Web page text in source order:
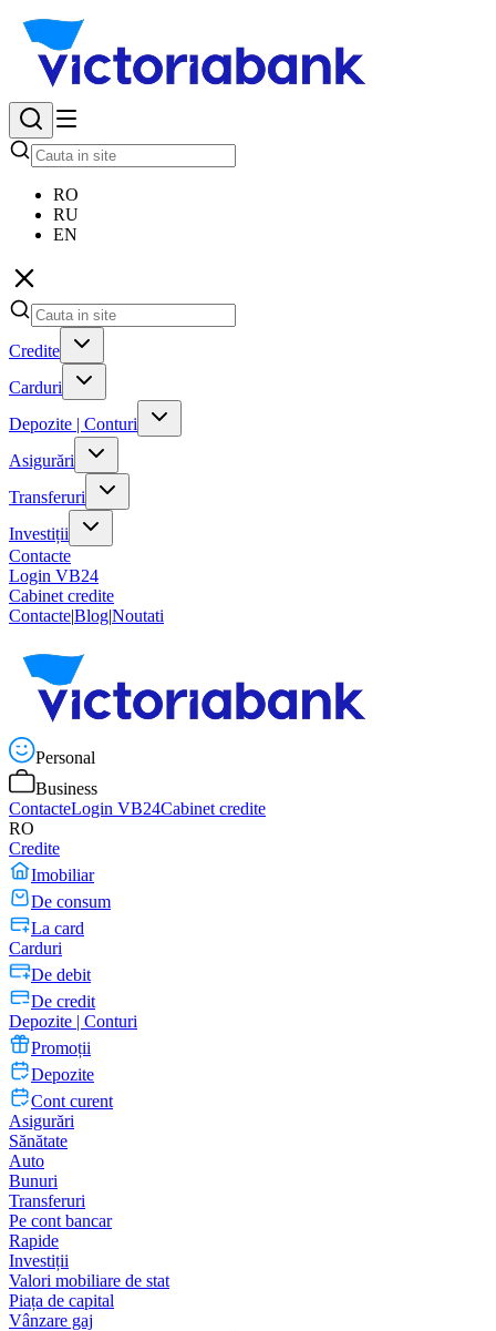
RO
RU
EN
Credite
Carduri
Depozite | Conturi
Asigurări
Transferuri
Investiții
Contacte
Login VB24
Cabinet credite
Contacte|Blog|Noutati
Personal
Business
ContacteLogin VB24Cabinet credite
RO
Credite
Imobiliar
De consum
La card
Carduri
De debit
De credit
Depozite | Conturi
Promoții
Depozite
Cont curent
Asigurări
Sănătate
Auto
Bunuri
Transferuri
Pe cont bancar
Rapide
Investiții
Valori mobiliare de stat
Piața de capital
Vânzare gaj